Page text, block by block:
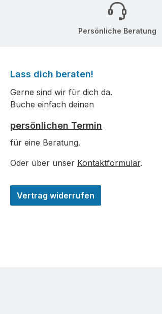
Persönliche Beratung
Lass dich beraten!
Gerne sind wir für dich da.
Buche einfach deinen
persönlichen Termin
für eine Beratung.
Oder über unser Kontaktformular.
Vertrag widerrufen